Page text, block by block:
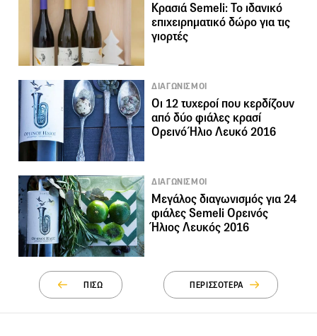
Κρασιά Semeli: Το ιδανικό
επιχειρηματικό δώρο για τις
γιορτές
ΔΙΑΓΩΝΙΣΜΟΙ
Οι 12 τυχεροί που κερδίζουν
από δύο φιάλες κρασί
Oρεινό Ήλιο Λευκό 2016
ΔΙΑΓΩΝΙΣΜΟΙ
Μεγάλος διαγωνισμός για 24
φιάλες Semeli Ορεινός
Ήλιος Λευκός 2016
ΠΙΣΩ ΠΕΡΙΣΣΟΤΕΡΑ